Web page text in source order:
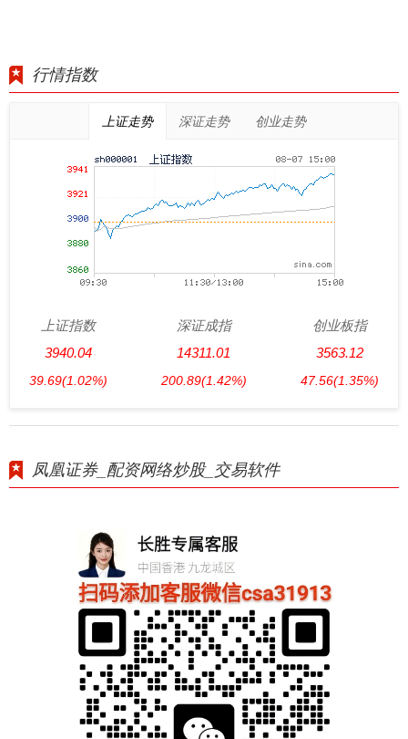
行情指数
上证走势 深证走势 创业走势
上证指数
3940.04
39.69(1.02%)
深证成指
14311.01
200.89(1.42%)
创业板指
3563.12
47.56(1.35%)
凤凰证券_配资网络炒股_交易软件